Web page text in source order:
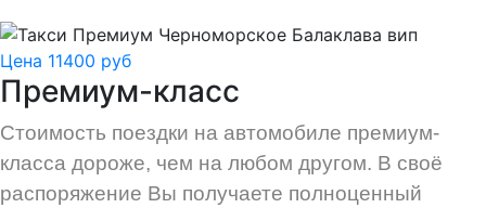
Цена 11400 руб
Премиум-класс
Стоимость поездки на автомобиле премиум-
класса дороже, чем на любом другом. В своё
распоряжение Вы получаете полноценный